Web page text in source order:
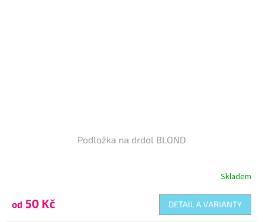
Podložka na drdol BLOND
Skladem
od 50 Kč DETAIL A VARIANTY